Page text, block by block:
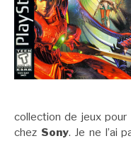
collection de jeux
chez Sony. Je ne l’ai